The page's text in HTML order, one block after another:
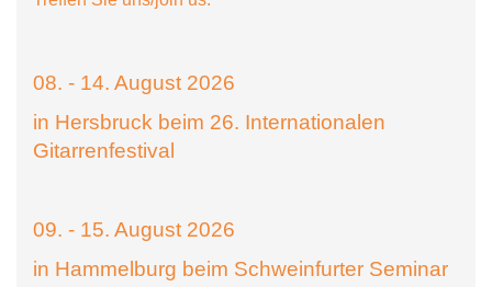
08. - 14. August 2026
in Hersbruck beim 26. Internationalen
Gitarrenfestival
09. - 15. August 2026
in Hammelburg beim Schweinfurter Seminar